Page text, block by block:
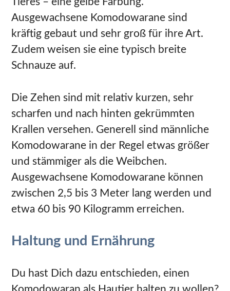
Ausgewachsene Komodowarane sind
kräftig gebaut und sehr groß für ihre Art.
Zudem weisen sie eine typisch breite
Schnauze auf.
Die Zehen sind mit relativ kurzen, sehr
scharfen und nach hinten gekrümmten
Krallen versehen. Generell sind männliche
Komodowarane in der Regel etwas größer
und stämmiger als die Weibchen.
Ausgewachsene Komodowarane können
zwischen 2,5 bis 3 Meter lang werden und
etwa 60 bis 90 Kilogramm erreichen.
Haltung und Ernährung
Du hast Dich dazu entschieden, einen